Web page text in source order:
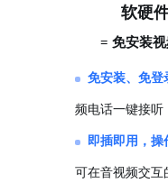
软硬
= 免安装
免安装、免登
频电话一键接听
即插即用，操
可在音视频交互